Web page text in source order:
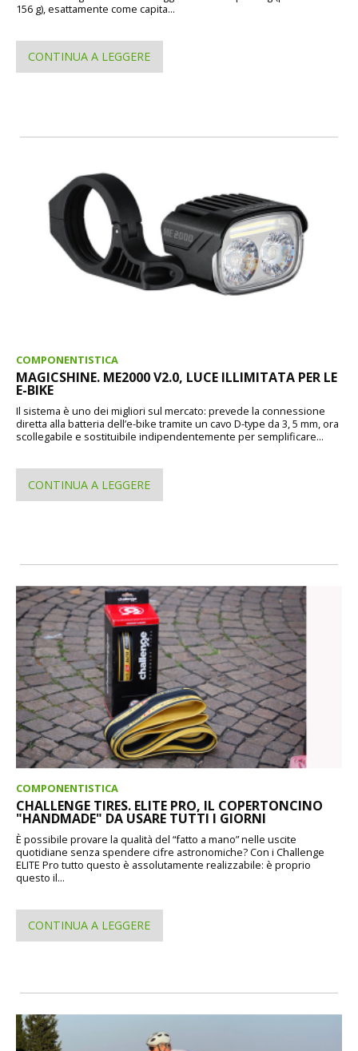
156 g), esattamente come capita...
CONTINUA A LEGGERE
COMPONENTISTICA
MAGICSHINE. ME2000 V2.0, LUCE ILLIMITATA PER LE
E-BIKE
Il sistema è uno dei migliori sul mercato: prevede la connessione
diretta alla batteria dell’e-bike tramite un cavo D-type da 3, 5 mm, ora
scollegabile e sostituibile indipendentemente per semplificare...
CONTINUA A LEGGERE
COMPONENTISTICA
CHALLENGE TIRES. ELITE PRO, IL COPERTONCINO
"HANDMADE" DA USARE TUTTI I GIORNI
È possibile provare la qualità del “fatto a mano” nelle uscite
quotidiane senza spendere cifre astronomiche? Con i Challenge
ELITE Pro tutto questo è assolutamente realizzabile: è proprio
questo il...
CONTINUA A LEGGERE